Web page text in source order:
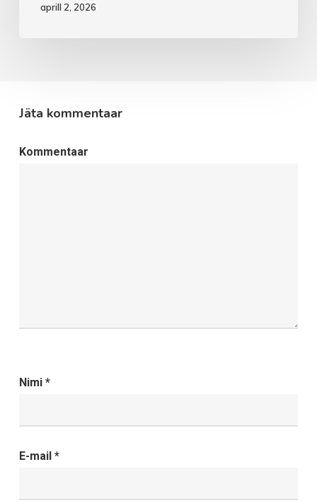
aprill 2, 2026
Jäta kommentaar
Kommentaar
Nimi *
E-mail *